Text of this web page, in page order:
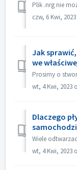
czw, 6 Kwi,
Jak
we
wt, 4 Kwi, 2023
Dlaczego
wt, 4 Kwi, 2023